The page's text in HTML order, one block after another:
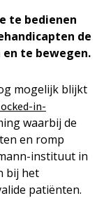
te bedienen
de
te bewegen.
mogelijk blijkt
in-
waarbij de
en romp
instituut in
bij het
patiënten.